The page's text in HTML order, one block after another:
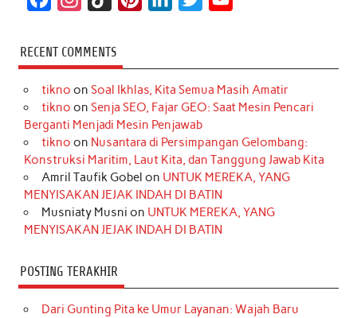
c
e
b
o
k
s
t
a
r
a
m
k
T
o
k
t
e
r
e
s
t
k
e
d
I
n
t
t
r
T
u
e
RECENT COMMENTS
tikno on Soal Ikhlas, Kita Semua Masih Amatir
tikno on Senja SEO, Fajar GEO: Saat Mesin Pencari
Berganti Menjadi Mesin Penjawab
tikno on Nusantara di Persimpangan Gelombang:
Konstruksi Maritim, Laut Kita, dan Tanggung Jawab Kita
Amril Taufik Gobel on UNTUK MEREKA, YANG
MENYISAKAN JEJAK INDAH DI BATIN
Musniaty Musni on UNTUK MEREKA, YANG
MENYISAKAN JEJAK INDAH DI BATIN
POSTING TERAKHIR
Dari Gunting Pita ke Umur Layanan: Wajah Baru